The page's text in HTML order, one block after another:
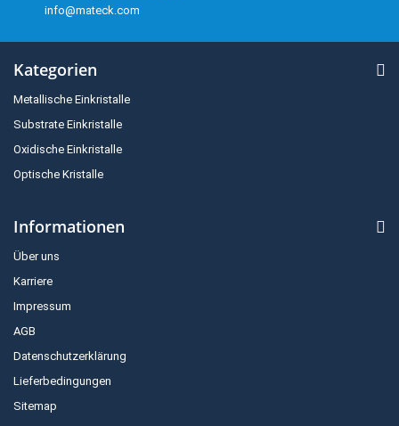
info@mateck.com
Kategorien
Metallische Einkristalle
Substrate Einkristalle
Oxidische Einkristalle
Optische Kristalle
Informationen
Über uns
Karriere
Impressum
AGB
Datenschutzerklärung
Lieferbedingungen
Sitemap